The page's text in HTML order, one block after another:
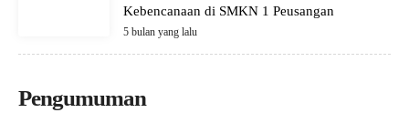
Kebencanaan di SMKN 1 Peusangan
5 bulan yang lalu
Pengumuman